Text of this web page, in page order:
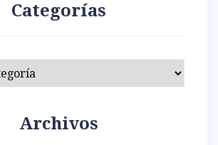
Categorías
Archivos